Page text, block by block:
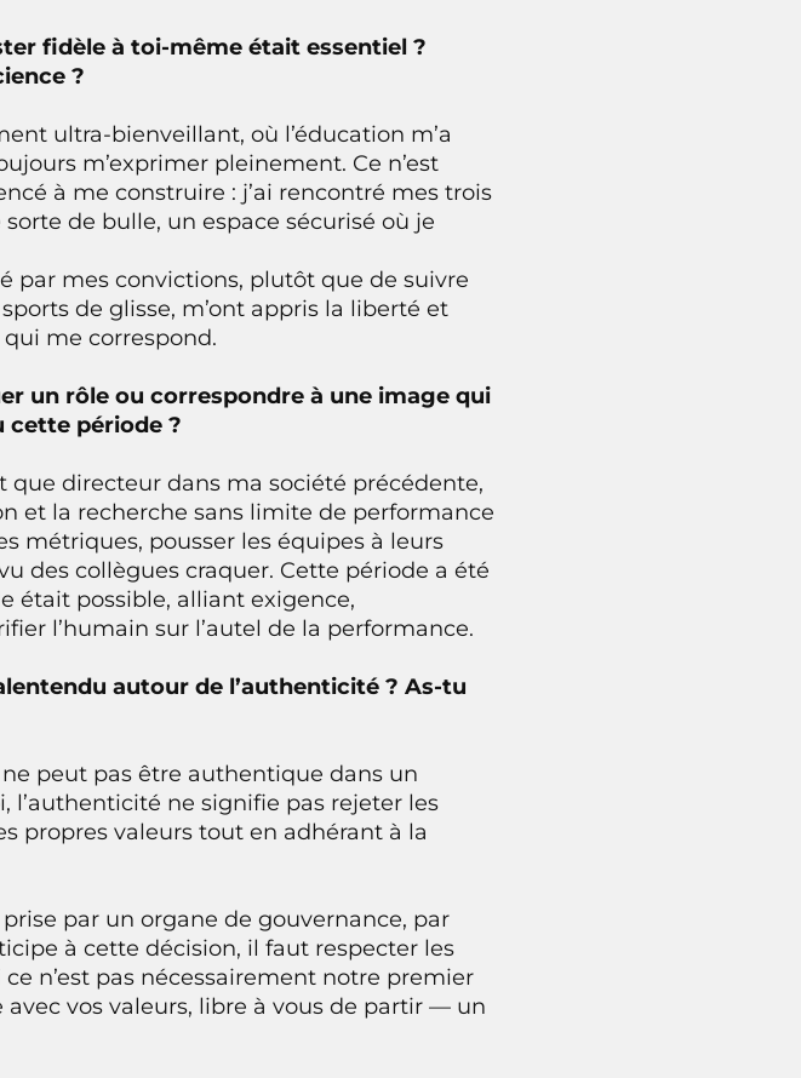
fidèle à toi-même était essentiel ?
?
ultra-bienveillant, où l’éducation m’a
m’exprimer pleinement. Ce n’est
à me construire : j’ai rencontré mes trois
de bulle, un espace sécurisé où je
par mes convictions, plutôt que de suivre
de glisse, m’ont appris la liberté et
me correspond.
un rôle ou correspondre à une image qui
cette période ?
directeur dans ma société précédente,
et la recherche sans limite de performance
métriques, pousser les équipes à leurs
des collègues craquer. Cette période a été
était possible, alliant exigence,
l’humain sur l’autel de la performance.
autour de l’authenticité ? As-tu
ne peut pas être authentique dans un
ne signifie pas rejeter les
propres valeurs tout en adhérant à la
par un organe de gouvernance, par
à cette décision, il faut respecter les
n’est pas nécessairement notre premier
avec vos valeurs, libre à vous de partir — un